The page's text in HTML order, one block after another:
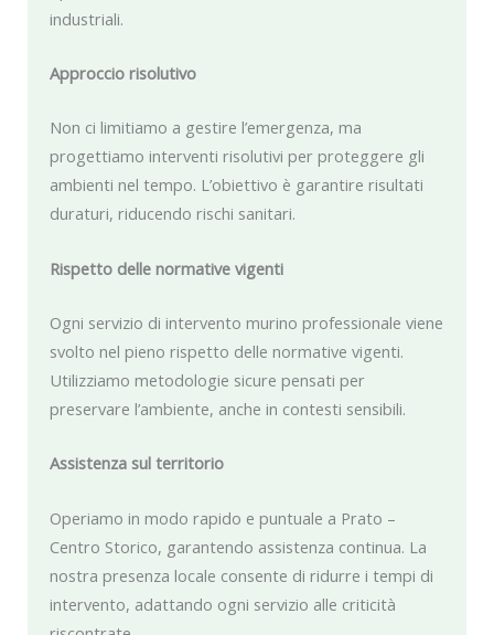
industriali.
Approccio risolutivo
Non ci limitiamo a gestire l’emergenza, ma
progettiamo interventi risolutivi per proteggere gli
ambienti nel tempo. L’obiettivo è garantire risultati
duraturi, riducendo rischi sanitari.
Rispetto delle normative vigenti
Ogni servizio di intervento murino professionale viene
svolto nel pieno rispetto delle normative vigenti.
Utilizziamo metodologie sicure pensati per
preservare l’ambiente, anche in contesti sensibili.
Assistenza sul territorio
Operiamo in modo rapido e puntuale a Prato –
Centro Storico, garantendo assistenza continua. La
nostra presenza locale consente di ridurre i tempi di
intervento, adattando ogni servizio alle criticità